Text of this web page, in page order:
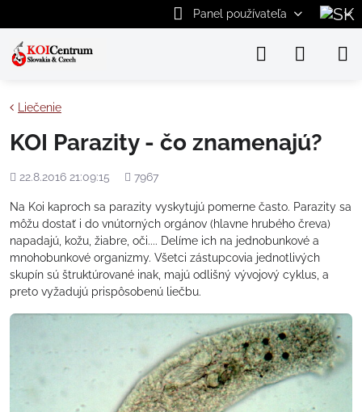
Panel používateľa
Liečenie
KOI Parazity - čo znamenajú?
Pridané
22.8.2016 21:09:15
Počet
7967
Na Koi kaproch sa parazity vyskytujú pomerne často. Parazity sa
môžu dostať i do vnútorných orgánov (hlavne hrubého čreva)
napadajú, kožu, žiabre, oči.... Delíme ich na jednobunkové a
mnohobunkové organizmy. Všetci zástupcovia jednotlivých
skupín sú štruktúrované inak, majú odlišný vývojový cyklus, a
preto vyžadujú prispôsobenú liečbu.